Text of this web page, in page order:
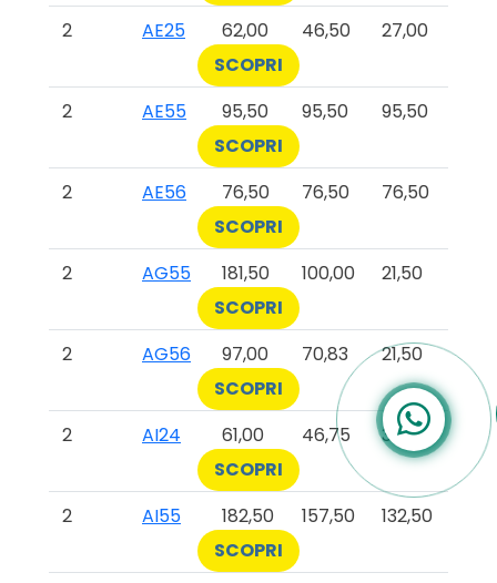
2
AE25 62,00 46,50
27,00
SCOPRI
2
AE55 95,50 95,50
95,50
SCOPRI
2
AE56 76,50 76,50
76,50
SCOPRI
2
AG55 181,50 100,00
21,50
SCOPRI
2
AG56 97,00 70,83
21,50
SCOPRI
2
AI24 61,00 46,75
32,50
SCOPRI
2
AI55 182,50 157,50
132,50
SCOPRI